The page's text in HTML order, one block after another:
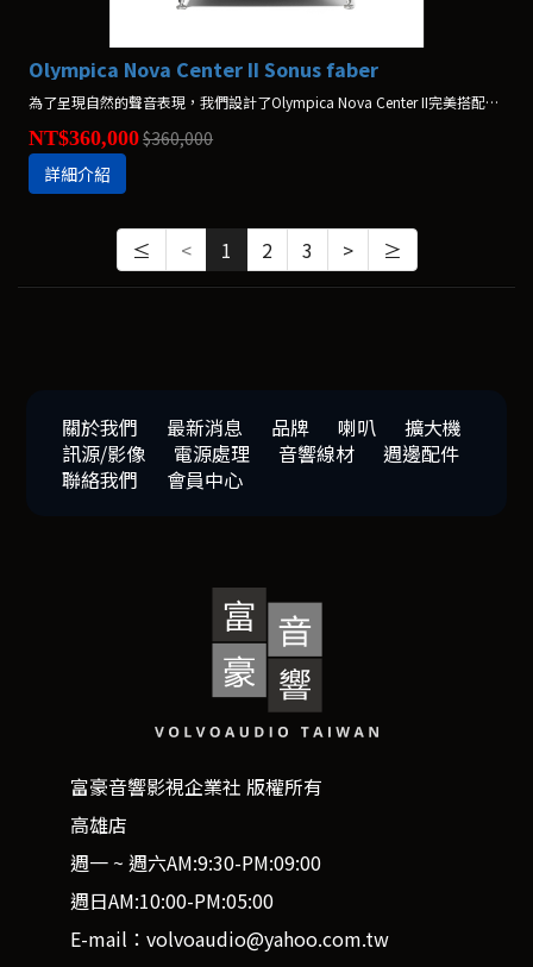
Olympica Nova Center II Sonus faber
為了呈現自然的聲音表現，我們設計了Olympica Nova Center II完美搭配此系列最大型喇叭。 *不含腳架，腳架另購$37,000
NT$360,000$360,000
詳細介紹
≤ < 1 2 3 > ≥
關於我們 最新消息 品牌 喇叭
擴大機
訊源/影像
電源處理 音響線材
週邊配件
聯絡我們
會員中心
富豪音響影視企業社 版權所有
高雄店
週一 ~ 週六AM:9:30-PM:09:00
週日AM:10:00-PM:05:00
E-mail：volvoaudio@yahoo.com.tw